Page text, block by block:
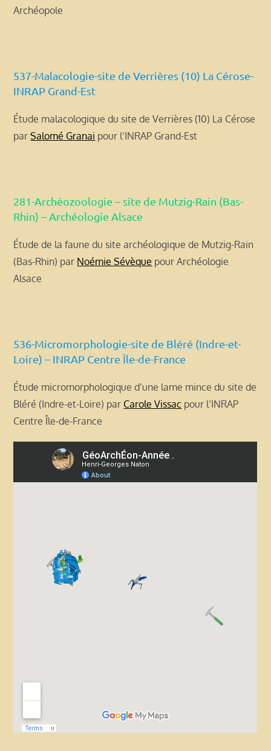
Archéopole
537-Malacologie-site de Verrières (10) La Cérose-
INRAP Grand-Est
Étude malacologique du site de Verrières (10) La Cérose
parSalomé Granai pour l’INRAP Grand-Est
281-Archéozoologie – site de Mutzig-Rain (Bas-
Rhin) – Archéologie Alsace
Étude de la faune du site archéologique de Mutzig-Rain
(Bas-Rhin) par Noémie Sévèque pour Archéologie
Alsace
536-Micromorphologie-site de Bléré (Indre-et-
Loire) – INRAP Centre Île-de-France
Étude micromorphologique d’une lame mince du site de
Bléré (Indre-et-Loire) par Carole Vissac pour l’INRAP
Centre Île-de-France